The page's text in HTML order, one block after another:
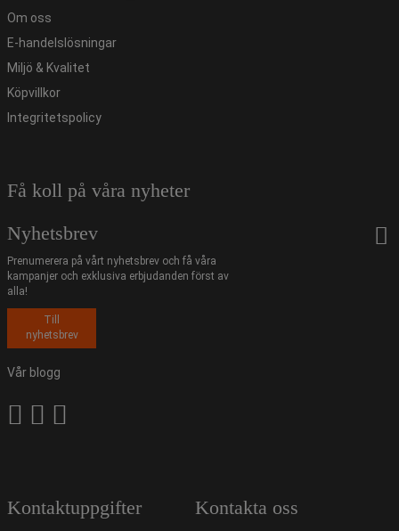
Om oss
E-handelslösningar
Miljö & Kvalitet
Köpvillkor
Integritetspolicy
Få koll på våra nyheter
Nyhetsbrev
Prenumerera på vårt nyhetsbrev och få våra
kampanjer och exklusiva erbjudanden först av
alla!
Till
nyhetsbrev
Vår blogg
Kontaktuppgifter
Kontakta oss